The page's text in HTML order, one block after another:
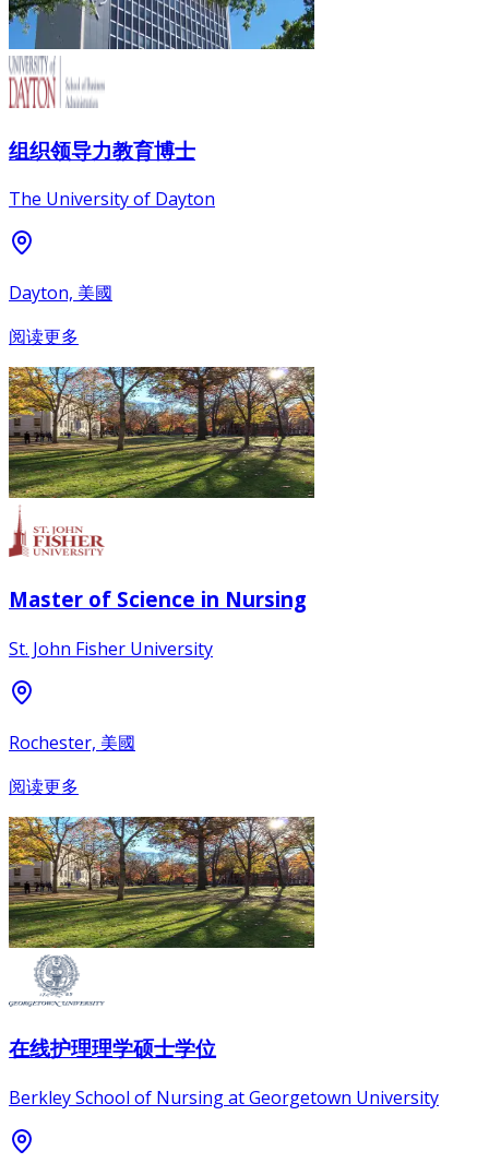
组织领导力教育博士
The University of Dayton
Dayton, 美國
阅读更多
Master of Science in Nursing
St. John Fisher University
Rochester, 美國
阅读更多
在线护理理学硕士学位
Berkley School of Nursing at Georgetown University